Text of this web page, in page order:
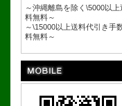
～沖縄離島を除く\5000以上
料無料～
～\15000以上送料代引き手
料無料～